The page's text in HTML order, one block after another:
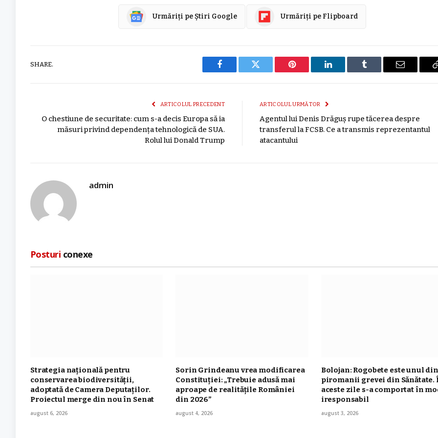
Urmăriți pe Știri Google Urmăriți pe Flipboard
SHARE.
Facebook Twitter Pinterest LinkedIn Tumblr
E-
ARTICOLUL PRECEDENT
O chestiune de securitate: cum s-a decis Europa să ia
măsuri privind dependența tehnologică de SUA.
Rolul lui Donald Trump
ARTICOLUL URMĂTOR
Agentul lui Denis Drăguș rupe tăcerea despre
transferul la FCSB. Ce a transmis reprezentantul
atacantului
admin
Posturi conexe
Strategia naţională pentru
conservarea biodiversităţii,
adoptată de Camera Deputaților.
Proiectul merge din nou în Senat
august 6, 2026
Sorin Grindeanu vrea modificarea
Constituției: „Trebuie adusă mai
aproape de realităţile României
din 2026”
august 4, 2026
Bolojan: Rogobete este unul din
piromanii grevei din Sănătate.
aceste zile s-a comportat în
iresponsabil
august 3, 2026